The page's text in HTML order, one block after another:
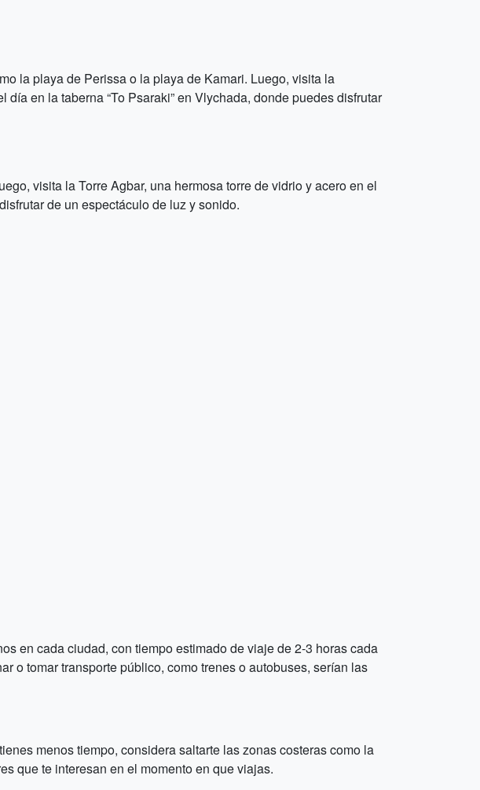
la playa de Perissa o la playa de Kamari. Luego, visita la
en la taberna “To Psaraki” en Vlychada, donde puedes disfrutar
visita la Torre Agbar, una hermosa torre de vidrio y acero en el
de un espectáculo de luz y sonido.
en cada ciudad, con tiempo estimado de viaje de 2-3 horas cada
o tomar transporte público, como trenes o autobuses, serían las
menos tiempo, considera saltarte las zonas costeras como la
que te interesan en el momento en que viajas.